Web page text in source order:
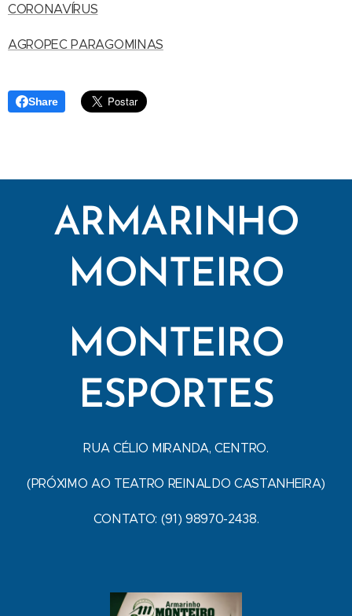
CORONAVÍRUS
AGROPEC PARAGOMINAS
Share
ARMARINHO
MONTEIRO
MONTEIRO
ESPORTES
RUA CÉLIO MIRANDA, CENTRO.
(PRÓXIMO AO TEATRO REINALDO CASTANHEIRA)
CONTATO: (91) 98970-2438.